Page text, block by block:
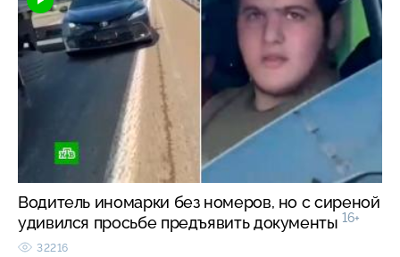
Водитель иномарки без номеров, но с сиреной
удивился просьбе предъявить документы 16+
32216